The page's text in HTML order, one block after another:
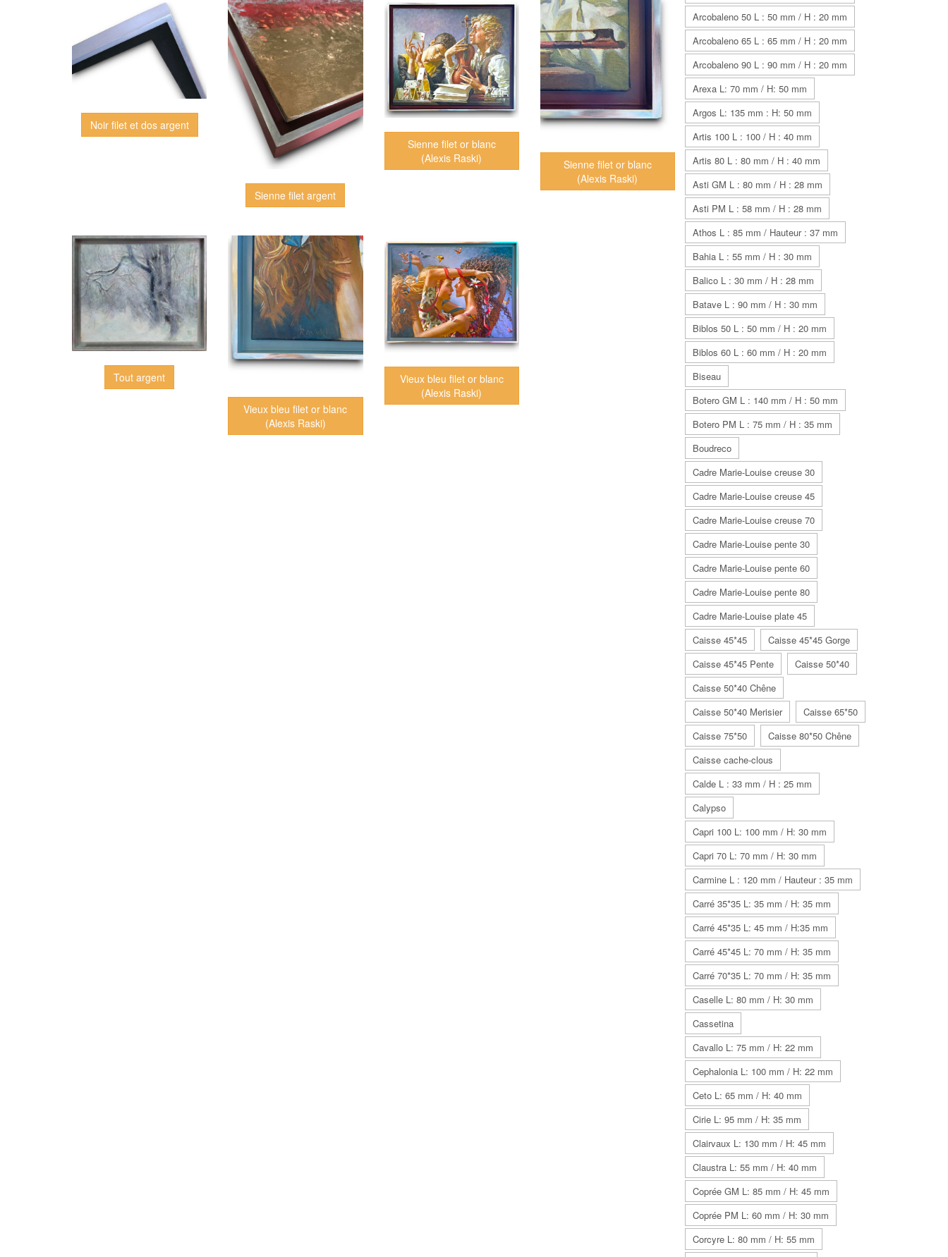
Noir filet et dos argent
Sienne filet argent
Sienne filet or blanc
(Alexis Raski)
Sienne filet or blanc
(Alexis Raski)
Tout argent
Vieux bleu filet or blanc
(Alexis Raski)
Vieux bleu filet or blanc
(Alexis Raski)
Arcobaleno 50 L : 50 mm / H : 20 mm
Arcobaleno 65 L : 65 mm / H : 20 mm
Arcobaleno 90 L : 90 mm / H : 20 mm
Arexa L: 70 mm / H: 50 mm
Argos L: 135 mm : H: 50 mm
Artis 100 L : 100 / H : 40 mm
Artis 80 L : 80 mm / H : 40 mm
Asti GM L : 80 mm / H : 28 mm
Asti PM L : 58 mm / H : 28 mm
Athos L : 85 mm / Hauteur : 37 mm
Bahia L : 55 mm / H : 30 mm
Balico L : 30 mm / H : 28 mm
Batave L : 90 mm / H : 30 mm
Biblos 50 L : 50 mm / H : 20 mm
Biblos 60 L : 60 mm / H : 20 mm
Biseau
Botero GM L : 140 mm / H : 50 mm
Botero PM L : 75 mm / H : 35 mm
Boudreco
Cadre Marie-Louise creuse 30
Cadre Marie-Louise creuse 45
Cadre Marie-Louise creuse 70
Cadre Marie-Louise pente 30
Cadre Marie-Louise pente 60
Cadre Marie-Louise pente 80
Cadre Marie-Louise plate 45
Caisse 45*45
Caisse 45*45 Gorge
Caisse 45*45 Pente
Caisse 50*40
Caisse 50*40 Chêne
Caisse 50*40 Merisier
Caisse 65*50
Caisse 75*50
Caisse 80*50 Chêne
Caisse cache-clous
Calde L : 33 mm / H : 25 mm
Calypso
Capri 100 L: 100 mm / H: 30 mm
Capri 70 L: 70 mm / H: 30 mm
Carmine L : 120 mm / Hauteur : 35 mm
Carré 35*35 L: 35 mm / H: 35 mm
Carré 45*35 L: 45 mm / H:35 mm
Carré 45*45 L: 70 mm / H: 35 mm
Carré 70*35 L: 70 mm / H: 35 mm
Caselle L: 80 mm / H: 30 mm
Cassetina
Cavallo L: 75 mm / H: 22 mm
Cephalonia L: 100 mm / H: 22 mm
Ceto L: 65 mm / H: 40 mm
Cirie L: 95 mm / H: 35 mm
Clairvaux L: 130 mm / H: 45 mm
Claustra L: 55 mm / H: 40 mm
Coprée GM L: 85 mm / H: 45 mm
Coprée PM L: 60 mm / H: 30 mm
Corcyre L: 80 mm / H: 55 mm